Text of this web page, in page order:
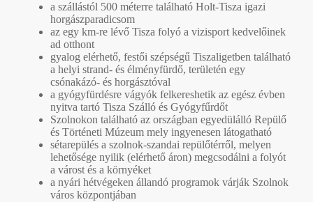
a szállástól 500 méterre található Holt-Tisza igazi
horgászparadicsom
az egy km-re lévő Tisza folyó a vizisport kedvelőinek
ad otthont
gyalog elérhető, festői szépségű Tiszaligetben található
a helyi strand- és élményfürdő, területén egy
csónakázó- és horgásztóval
a gyógyfürdésre vágyók felkereshetik az egész évben
nyitva tartó Tisza Szálló és Gyógyfűrdőt
Szolnokon található az országban egyedülálló Repülő
és Történeti Múzeum mely ingyenesen látogatható
sétarepülés a szolnok-szandai repülőtérről, melyen
lehetősége nyilik (elérhető áron) megcsodálni a folyót
a várost és a környéket
a nyári hétvégeken állandó programok várják Szolnok
város központjában